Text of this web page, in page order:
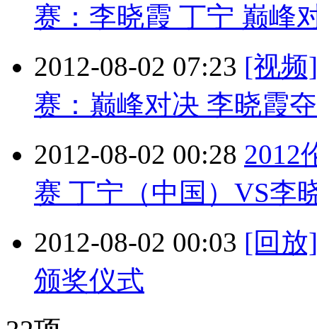
赛：李晓霞 丁宁 巅峰
2012-08-02 07:23 [视频
赛：巅峰对决 李晓霞
2012-08-02 00:28 2012
赛 丁宁（中国）VS李
2012-08-02 00:03 [回放
颁奖仪式